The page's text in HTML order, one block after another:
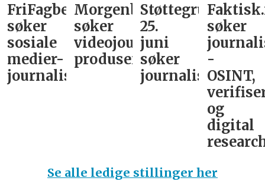
FriFagbevegelse
søker
sosiale
medier-
journalist
Morgenbladet
søker
videojournalist/podkast-
produsent
Støttegruppa
25.
juni
søker
journalist
søker
-
OSINT,
og
digital
Se alle ledige stillinger her